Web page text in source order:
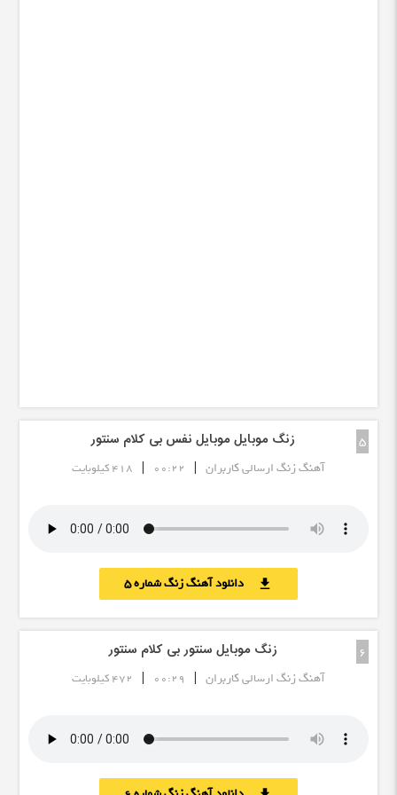
5 زنگ موبایل موبایل نفس بی کلام سنتور
آهنگ زنگ ارسالی کاربران |
00:22
| 418 کیلوبایت
download دانلود آهنگ زنگ شماره 5
6 زنگ موبایل سنتور بی کلام سنتور
آهنگ زنگ ارسالی کاربران |
00:29
| 472 کیلوبایت